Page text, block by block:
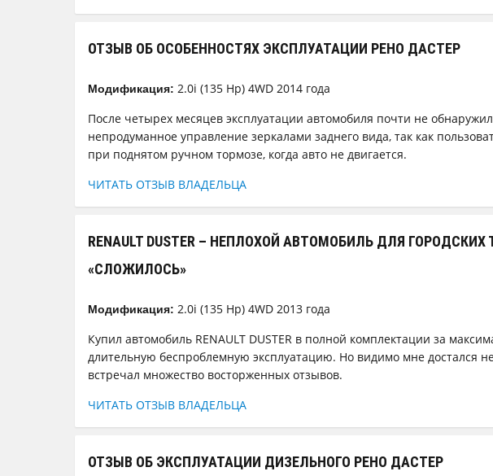
ОТЗЫВ ОБ ОСОБЕННОСТЯХ ЭКСПЛУАТАЦИИ РЕНО ДАСТЕР
Модификация: 2.0i (135 Hp) 4WD 2014 года
После четырех месяцев эксплуатации автомобиля почти не
непродуманное управление зеркалами заднего вида, так как
при поднятом ручном тормозе, когда авто не двигается.
ЧИТАТЬ ОТЗЫВ ВЛАДЕЛЬЦА
RENAULT DUSTER – НЕПЛОХОЙ АВТОМОБИЛЬ ДЛЯ
«СЛОЖИЛОСЬ»
Модификация: 2.0i (135 Hp) 4WD 2013 года
Купил автомобиль RENAULT DUSTER в полной комплектации за
длительную беспроблемную эксплуатацию. Но видимо мне достался
встречал множество восторженных отзывов.
ЧИТАТЬ ОТЗЫВ ВЛАДЕЛЬЦА
ОТЗЫВ ОБ ЭКСПЛУАТАЦИИ ДИЗЕЛЬНОГО РЕНО ДАСТЕР